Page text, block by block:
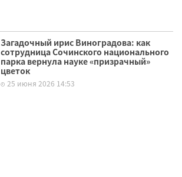
Загадочный ирис Виноградова: как
сотрудница Сочинского национального
парка вернула науке «призрачный»
цветок
25 июня 2026 14:53